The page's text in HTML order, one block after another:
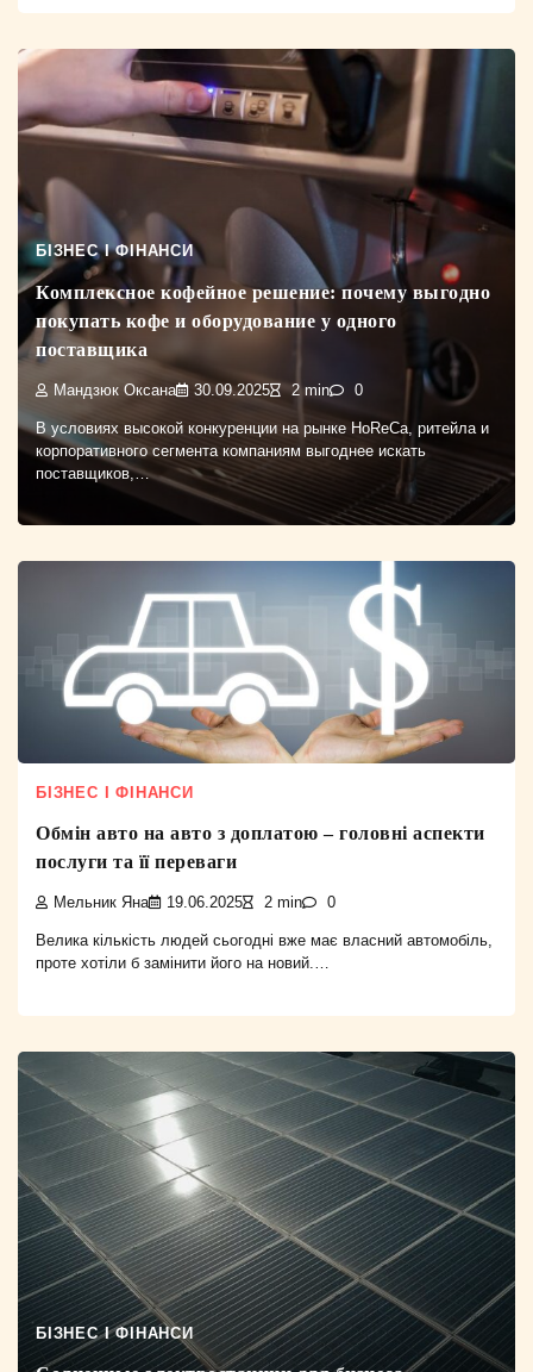
БІЗНЕС І ФІНАНСИ
Комплексное кофейное решение: почему выгодно
покупать кофе и оборудование у одного
поставщика
Мандзюк Оксана 30.09.2025 2 min 0
В условиях высокой конкуренции на рынке HoReCa, ритейла и
корпоративного сегмента компаниям выгоднее искать
поставщиков,…
БІЗНЕС І ФІНАНСИ
Обмін авто на авто з доплатою – головні аспекти
послуги та її переваги
Мельник Яна 19.06.2025 2 min 0
Велика кількість людей сьогодні вже має власний автомобіль,
проте хотіли б замінити його на новий.…
БІЗНЕС І ФІНАНСИ